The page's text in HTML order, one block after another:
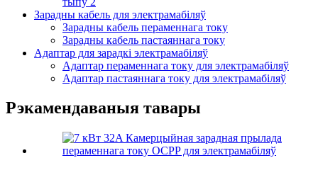
Зарадны кабель для электрамабіляў
Зарадны кабель пераменнага току
Зарадны кабель пастаяннага току
Адаптар для зарадкі электрамабіляў
Адаптар пераменнага току для электрамабіляў
Адаптар пастаяннага току для электрамабіляў
Рэкамендаваныя тавары